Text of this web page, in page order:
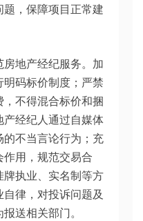
，保障项目正常建
地产经纪服务。加
码标价制度；严禁
不得混合标价和捆
经纪人通过自媒体
不当言论行为；充
用，规范交易合
执业、实名制等方
律，对投诉问题及
送相关部门。